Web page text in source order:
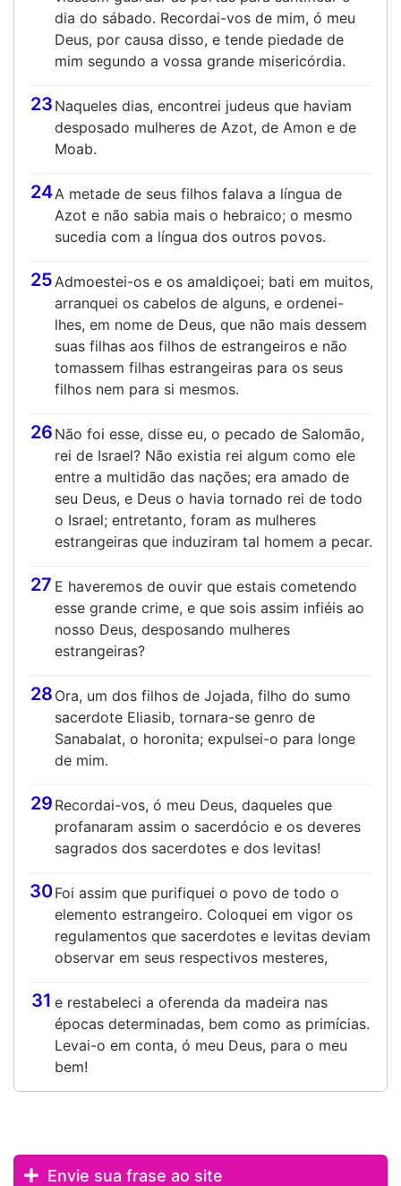
dia do sábado. Recordai-vos de mim, ó meu
Deus, por causa disso, e tende piedade de
mim segundo a vossa grande misericórdia.
23 Naqueles dias, encontrei judeus que haviam
desposado mulheres de Azot, de Amon e de
Moab.
24A metade de seus filhos falava a língua de
Azot e não sabia mais o hebraico; o mesmo
sucedia com a língua dos outros povos.
25Admoestei-os e os amaldiçoei; bati em muitos,
arranquei os cabelos de alguns, e ordenei-
lhes, em nome de Deus, que não mais dessem
suas filhas aos filhos de estrangeiros e não
tomassem filhas estrangeiras para os seus
filhos nem para si mesmos.
26 Não foi esse, disse eu, o pecado de Salomão,
rei de Israel? Não existia rei algum como ele
entre a multidão das nações; era amado de
seu Deus, e Deus o havia tornado rei de todo
o Israel; entretanto, foram as mulheres
estrangeiras que induziram tal homem a pecar.
27 E haveremos de ouvir que estais cometendo
esse grande crime, e que sois assim infiéis ao
nosso Deus, desposando mulheres
estrangeiras?
28 Ora, um dos filhos de Jojada, filho do sumo
sacerdote Eliasib, tornara-se genro de
Sanabalat, o horonita; expulsei-o para longe
de mim.
29 Recordai-vos, ó meu Deus, daqueles que
profanaram assim o sacerdócio e os deveres
sagrados dos sacerdotes e dos levitas!
30Foi assim que purifiquei o povo de todo o
elemento estrangeiro. Coloquei em vigor os
regulamentos que sacerdotes e levitas deviam
observar em seus respectivos mesteres,
31 e restabeleci a oferenda da madeira nas
épocas determinadas, bem como as primícias.
Levai-o em conta, ó meu Deus, para o meu
bem!
Envie sua frase ao site